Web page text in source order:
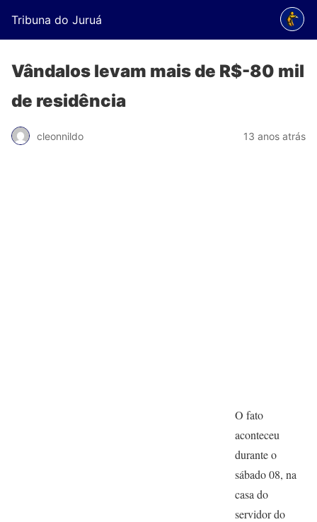
Tribuna do Juruá
Vândalos levam mais de R$-80 mil
de residência
cleonnildo 13 anos atrás
O fato
aconteceu
durante o
sábado 08, na
casa do
servidor do